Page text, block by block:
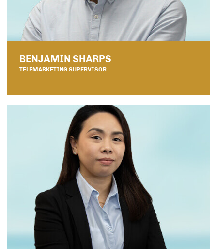
BENJAMIN SHARPS
TELEMARKETING SUPERVISOR